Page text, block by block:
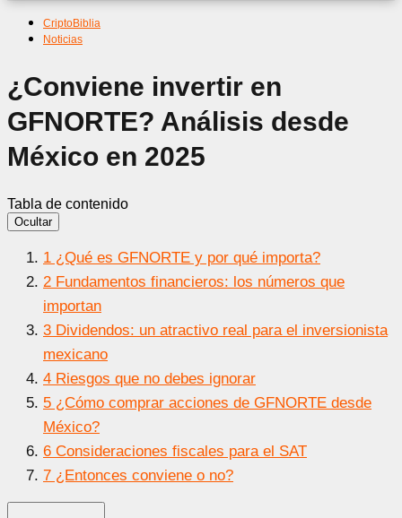
CriptoBiblia
Noticias
¿Conviene invertir en
GFNORTE? Análisis desde
México en 2025
Tabla de contenido
Ocultar
1 ¿Qué es GFNORTE y por qué importa?
2 Fundamentos financieros: los números que
importan
3 Dividendos: un atractivo real para el inversionista
mexicano
4 Riesgos que no debes ignorar
5 ¿Cómo comprar acciones de GFNORTE desde
México?
6 Consideraciones fiscales para el SAT
7 ¿Entonces conviene o no?